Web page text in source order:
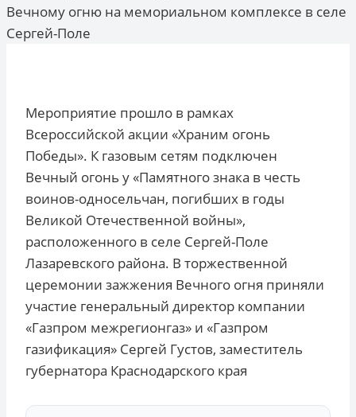
Вечному огню на мемориальном комплексе в селе
Сергей-Поле
Мероприятие прошло в рамках
Всероссийской акции «Храним огонь
Победы». К газовым сетям подключен
Вечный огонь у «Памятного знака в честь
воинов-односельчан, погибших в годы
Великой Отечественной войны»,
расположенного в селе Сергей-Поле
Лазаревского района. В торжественной
церемонии зажжения Вечного огня приняли
участие генеральный директор компании
«Газпром межрегионгаз» и «Газпром
газификация» Сергей Густов, заместитель
губернатора Краснодарского края